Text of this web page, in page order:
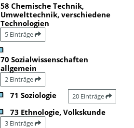
58 Chemische Technik,
Umwelttechnik, verschiedene
Technologien
5 Einträge
70 Sozialwissenschaften
allgemein
2 Einträge
71 Soziologie 20 Einträge
73 Ethnologie, Volkskunde
3 Einträge